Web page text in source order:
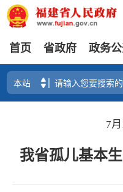
首页 省政府 政务
7
我省孤儿基本